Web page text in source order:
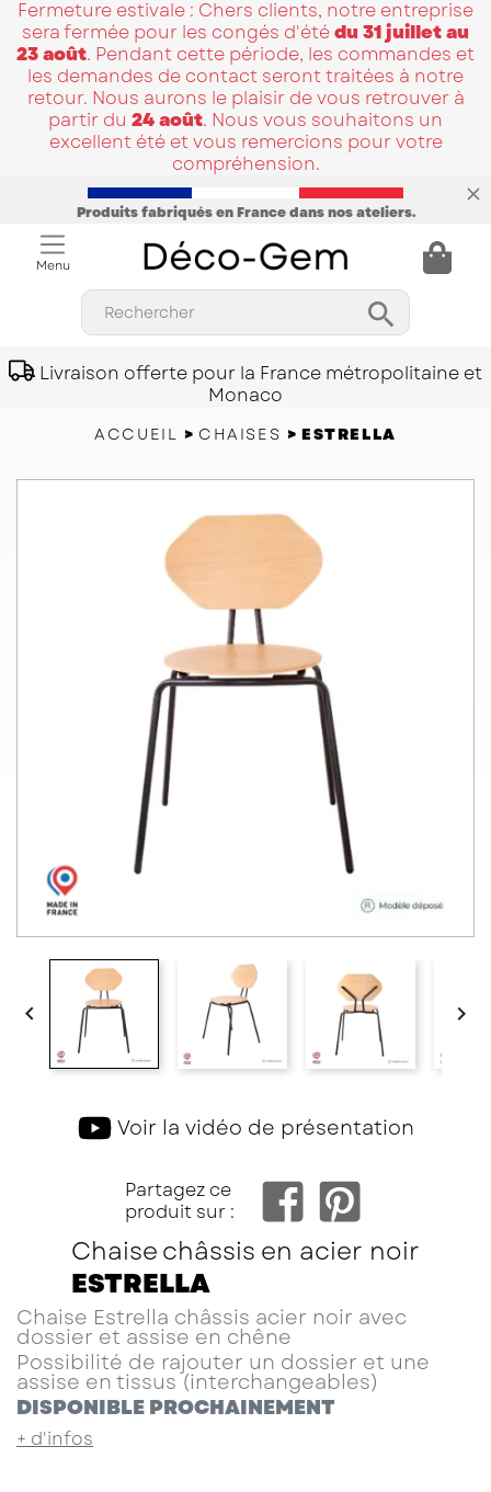
Fermeture estivale : Chers clients, notre entreprise
sera fermée pour les congés d'étédu 31 juillet au
23 août. Pendant cette période, les commandes et
les demandes de contact seront traitées à notre
retour. Nous aurons le plaisir de vous retrouver à
partir du 24 août. Nous vous souhaitons un
excellent été et vous remercions pour votre
compréhension.
Produits fabriqués en France dans nos ateliers.

Rechercher
Menu
Livraison offerte pour la France métropolitaine et
Monaco
ACCUEIL CHAISES ESTRELLA
 
Voir la vidéo de présentation
Partagez ce
produit sur :
Chaise châssis en acier noir
ESTRELLA
Chaise Estrella châssis acier noir avec
dossier et assise en chêne
Possibilité de rajouter un dossier et une
assise en tissus (interchangeables)
DISPONIBLE PROCHAINEMENT
+ d'infos